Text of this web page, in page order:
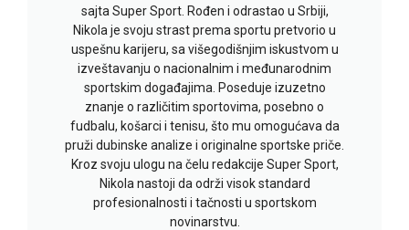
sajta Super Sport. Rođen i odrastao u Srbiji,
Nikola je svoju strast prema sportu pretvorio u
uspešnu karijeru, sa višegodišnjim iskustvom u
izveštavanju o nacionalnim i međunarodnim
sportskim događajima. Poseduje izuzetno
znanje o različitim sportovima, posebno o
fudbalu, košarci i tenisu, što mu omogućava da
pruži dubinske analize i originalne sportske priče.
Kroz svoju ulogu na čelu redakcije Super Sport,
Nikola nastoji da održi visok standard
profesionalnosti i tačnosti u sportskom
novinarstvu.